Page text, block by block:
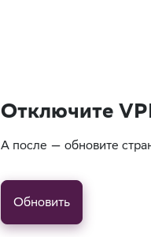
Отключите
А после — обновите
Обновить